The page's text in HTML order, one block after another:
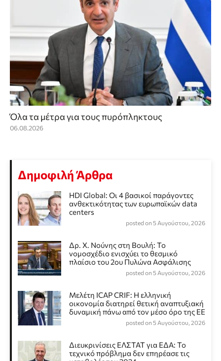
Όλα τα μέτρα για τους πυρόπληκτους
06.08.2026
Δημοφιλή Άρθρα
HDI Global: Οι 4 βασικοί παράγοντες
ανθεκτικότητας των ευρωπαϊκών data
centers
posted on 5 Αυγούστου, 2026
Δρ. Χ. Νούνης στη Βουλή: Το
νομοσχέδιο ενισχύει το θεσμικό
πλαίσιο του 2ου Πυλώνα Ασφάλισης
posted on 5 Αυγούστου, 2026
Μελέτη ICAP CRIF: Η ελληνική
οικονομία διατηρεί θετική αναπτυξιακή
δυναμική πάνω από τον μέσο όρο της ΕΕ
posted on 5 Αυγούστου, 2026
Διευκρινίσεις ΕΛΣΤΑΤ για ΕΔΑ: Το
τεχνικό πρόβλημα δεν επηρέασε τις